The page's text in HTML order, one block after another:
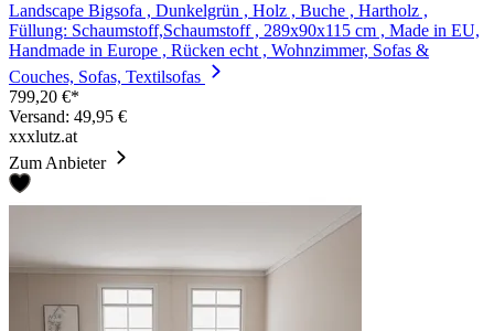
Landscape Bigsofa , Dunkelgrün , Holz , Buche , Hartholz ,
Füllung: Schaumstoff,Schaumstoff , 289x90x115 cm , Made in EU,
Handmade in Europe , Rücken echt , Wohnzimmer, Sofas &
Couches, Sofas, Textilsofas
799,20 €*
Versand: 49,95 €
xxxlutz.at
Zum Anbieter